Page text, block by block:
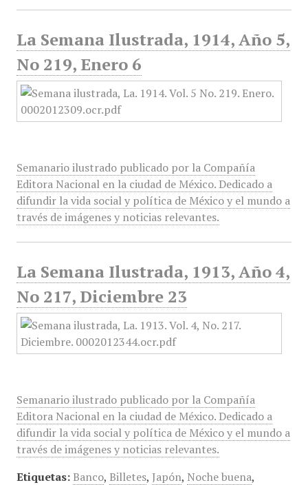
La Semana Ilustrada, 1914, Año 5,
No 219, Enero 6
Semanario ilustrado publicado por la Compañía
Editora Nacional en la ciudad de México. Dedicado a
difundir la vida social y política de México y el mundo a
través de imágenes y noticias relevantes.
La Semana Ilustrada, 1913, Año 4,
No 217, Diciembre 23
Semanario ilustrado publicado por la Compañía
Editora Nacional en la ciudad de México. Dedicado a
difundir la vida social y política de México y el mundo a
través de imágenes y noticias relevantes.
Etiquetas: Banco, Billetes, Japón, Noche buena,